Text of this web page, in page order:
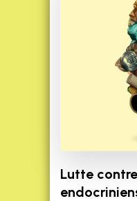
Lutte